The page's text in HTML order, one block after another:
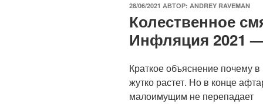
ОПУБЛИКОВАНО
28/06/2021 АВТОР: ANDREY RAVEMAN
Колественное
Инфляция 2021
Краткое объяснение почему
жутко растет. Но в конце
малоимущим не перепадает